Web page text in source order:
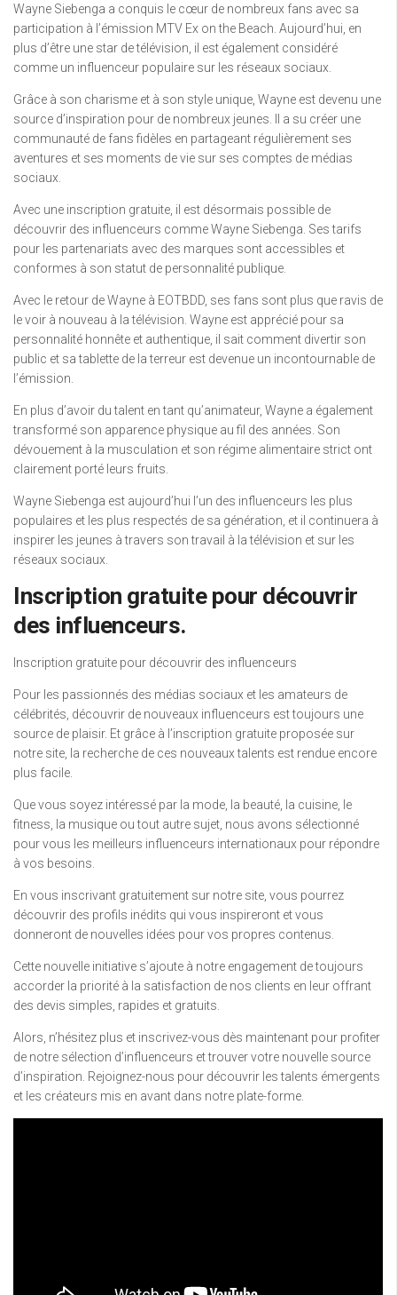
Wayne Siebenga a conquis le cœur de nombreux fans avec sa
participation à l’émission MTV Ex on the Beach. Aujourd’hui, en
plus d’être une star de télévision, il est également considéré
comme un influenceur populaire sur les réseaux sociaux.
Grâce à son charisme et à son style unique, Wayne est devenu une
source d’inspiration pour de nombreux jeunes. Il a su créer une
communauté de fans fidèles en partageant régulièrement ses
aventures et ses moments de vie sur ses comptes de médias
sociaux.
Avec une inscription gratuite, il est désormais possible de
découvrir des influenceurs comme Wayne Siebenga. Ses tarifs
pour les partenariats avec des marques sont accessibles et
conformes à son statut de personnalité publique.
Avec le retour de Wayne à EOTBDD, ses fans sont plus que ravis de
le voir à nouveau à la télévision. Wayne est apprécié pour sa
personnalité honnête et authentique, il sait comment divertir son
public et sa tablette de la terreur est devenue un incontournable de
l’émission.
En plus d’avoir du talent en tant qu’animateur, Wayne a également
transformé son apparence physique au fil des années. Son
dévouement à la musculation et son régime alimentaire strict ont
clairement porté leurs fruits.
Wayne Siebenga est aujourd’hui l’un des influenceurs les plus
populaires et les plus respectés de sa génération, et il continuera à
inspirer les jeunes à travers son travail à la télévision et sur les
réseaux sociaux.
Inscription gratuite pour découvrir
des influenceurs.
Inscription gratuite pour découvrir des influenceurs
Pour les passionnés des médias sociaux et les amateurs de
célébrités, découvrir de nouveaux influenceurs est toujours une
source de plaisir. Et grâce à l’inscription gratuite proposée sur
notre site, la recherche de ces nouveaux talents est rendue encore
plus facile.
Que vous soyez intéressé par la mode, la beauté, la cuisine, le
fitness, la musique ou tout autre sujet, nous avons sélectionné
pour vous les meilleurs influenceurs internationaux pour répondre
à vos besoins.
En vous inscrivant gratuitement sur notre site, vous pourrez
découvrir des profils inédits qui vous inspireront et vous
donneront de nouvelles idées pour vos propres contenus.
Cette nouvelle initiative s’ajoute à notre engagement de toujours
accorder la priorité à la satisfaction de nos clients en leur offrant
des devis simples, rapides et gratuits.
Alors, n’hésitez plus et inscrivez-vous dès maintenant pour profiter
de notre sélection d’influenceurs et trouver votre nouvelle source
d’inspiration. Rejoignez-nous pour découvrir les talents émergents
et les créateurs mis en avant dans notre plate-forme.